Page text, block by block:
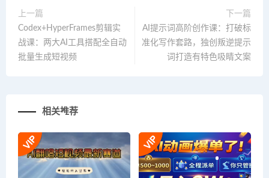
上一篇
Codex+HyperFrames剪辑实
战课：两大AI工具搭配全自动
批量生成短视频
下一篇
AI提示词高阶创作课：打破标
准化写作套路，独创叛逆提示
词打造有特色吸睛文案
相关推荐